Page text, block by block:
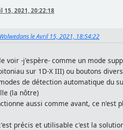
15, 2021, 20:22:18
le Avril 15, 2021, 18:54:22
voir -j'espère- comme un mode
sur 1D-X III) ou boutons
de détection automatique du
(la nôtre)
aussi comme avant, ce
précis et utilisable c'est la